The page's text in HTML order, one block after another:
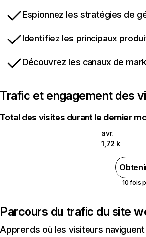
Espionnez les stratégies de
Identifiez les principaux
Découvrez les canaux de
Trafic et engagement des
Total des visites durant le dernier
avr.
1,72 k
10 fois
Parcours du trafic du site
Apprends où les visiteurs